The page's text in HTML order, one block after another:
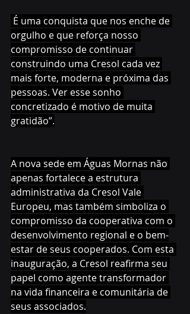
orgulho e que reforça nosso
compromisso de continuar
construindo uma Cresol cada vez
mais forte, moderna e próxima das
pessoas. Ver esse sonho
concretizado é motivo de muita
gratidão”.
A nova sede em Águas Mornas não
apenas fortalece a estrutura
administrativa da Cresol Vale
Europeu, mas também simboliza o
compromisso da cooperativa com o
desenvolvimento regional e o bem-
estar de seus cooperados. Com esta
inauguração, a Cresol reafirma seu
papel como agente transformador
na vida financeira e comunitária de
seus associados.